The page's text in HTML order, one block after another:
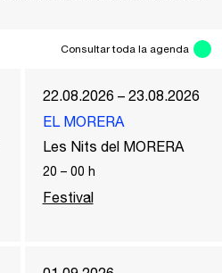
Consultar toda la agenda
22.08.2026 – 23.08.2026
EL MORERA
Les Nits del MORERA
20 – 00 h
Festival